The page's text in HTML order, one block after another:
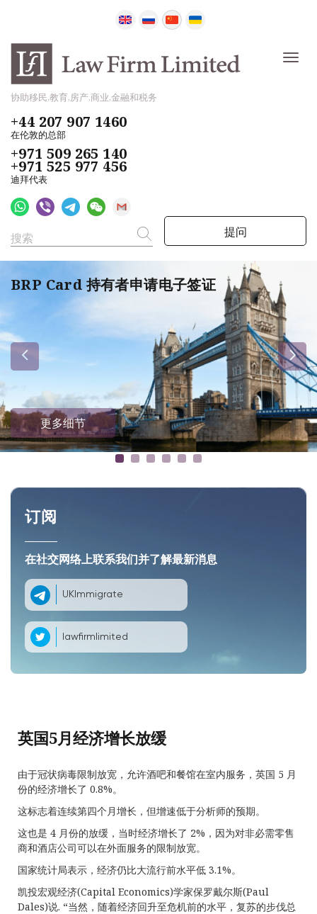
协助移民,教育,房产,商业,金融和税务
+44 207 907 1460
在伦敦的总部
+971 509 265 140
+971 525 977 456
迪拜代表
提问
BRP Card 持有者申请电子签证
更多细节
订阅
在社交网络上联系我们并了解最新消息
UKImmigrate
lawfirmlimited
英国5月经济增长放缓
由于冠状病毒限制放宽，允许酒吧和餐馆在室内服务，英国 5 月
份的经济增长了 0.8%。
这标志着连续第四个月增长，但增速低于分析师的预期。
这也是 4 月份的放缓，当时经济增长了 2%，因为对非必需零售
商和酒店公司可以在外面服务的限制放宽。
国家统计局表示，经济仍比大流行前水平低 3.1%。
凯投宏观经济(Capital Economics)学家保罗戴尔斯(Paul
Dales)说. “当然，随着经济回升至危机前的水平，复苏的步伐总